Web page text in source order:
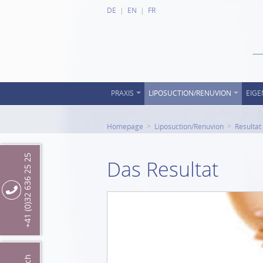
DE EN FR
PRAXIS LIPOSUCTION/RENUVION
Homepage Liposuction/Renuvion Resultat
Das Resultat
+41 (0)32 636 25 25